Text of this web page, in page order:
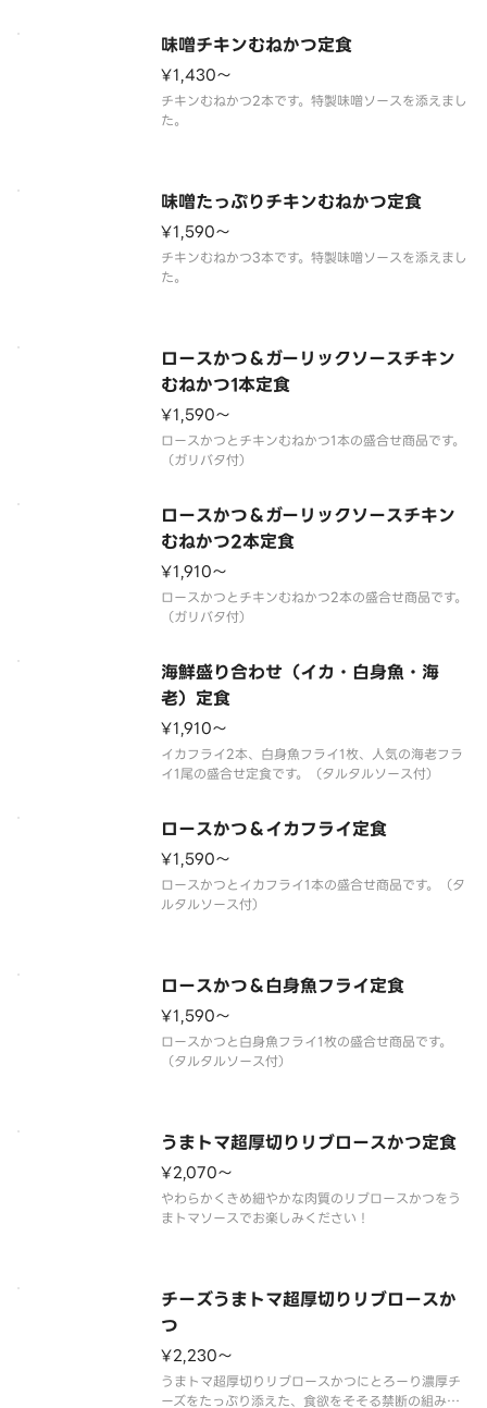
味噌チキンむねかつ定食
¥1,430〜
チキンむねかつ2本です。特製味噌ソースを添えまし
味噌たっぷりチキンむねかつ定食
¥1,590〜
チキンむねかつ3本です。特製味噌ソースを添えまし
ロースかつ＆ガーリックソースチキン
むねかつ1本定食
¥1,590〜
ロースかつとチキンむねかつ1本の盛合せ商品です。
ロースかつ＆ガーリックソースチキン
むねかつ2本定食
¥1,910〜
ロースかつとチキンむねかつ2本の盛合せ商品です。
海鮮盛り合わせ（イカ・白身魚・海
老）定食
¥1,910〜
イカフライ2本、白身魚フライ1枚、人気の海老フラ
ロースかつ＆イカフライ定食
¥1,590〜
ロースかつとイカフライ1本の盛合せ商品です。（タ
ロースかつ＆白身魚フライ定食
¥1,590〜
ロースかつと白身魚フライ1枚の盛合せ商品です。
うまトマ超厚切りリブロースかつ定食
¥2,070〜
やわらかくきめ細やかな肉質のリブロースかつをう
チーズうまトマ超厚切りリブロースか
つ
¥2,230〜
うまトマ超厚切りリブロースかつにとろーり濃厚チ
ーズをたっぷり添えた、食欲をそそる禁断の組み合